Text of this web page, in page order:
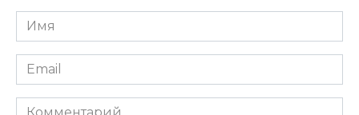
Имя
*
Email
*
Комментарий